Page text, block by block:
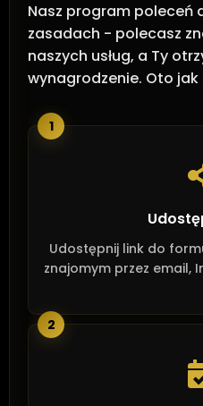
Nasz program poleceń
zasadach - polecasz
naszych usług, a Ty
wynagrodzenie. Oto
1
Udostępnij link do
znajomym przez email,
2